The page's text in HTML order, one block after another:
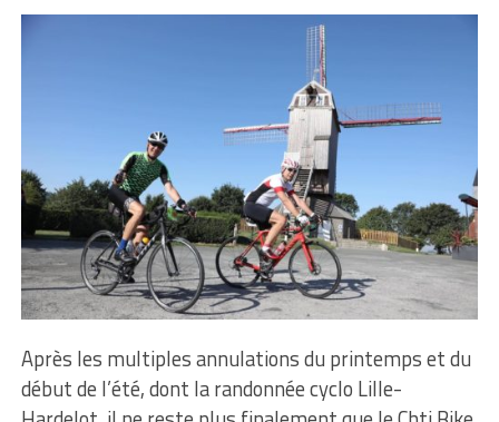
Après les multiples annulations du printemps et du
début de l’été, dont la randonnée cyclo Lille-